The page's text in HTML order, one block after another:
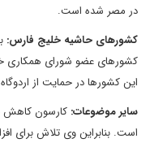
در مصر شده است.
کشورهای حاشیه خلیج فارس:
کشورهای عضو شورای همکاری
این کشورها در حمایت از
سایر موضوعات: کارسون کاهش
است. بنابراین وی تلاش برای